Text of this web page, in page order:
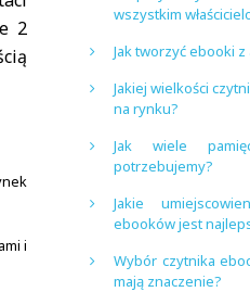
2
i
wszystkim
Jak tworzyć ebooki
Jakiej wielkości
na rynku?
Jak wiele
potrzebujemy?
Jakie
ebooków jest
Wybór czytnika
mają znaczenie?